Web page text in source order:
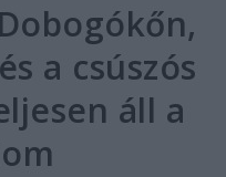
a csúszós
áll a